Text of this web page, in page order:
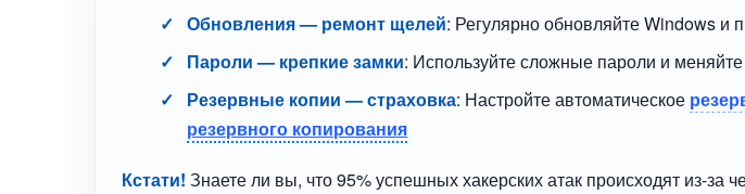
Обновления — ремонт щелей: Регулярно обновляйте Windows
Пароли — крепкие замки: Используйте сложные пароли и
Резервные копии — страховка: Настройте автоматическое
резервного копирования
Кстати! Знаете ли вы, что 95% успешных хакерских атак происходят из-